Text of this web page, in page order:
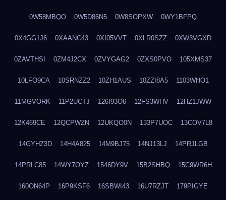
0W58MBQO 0W5D86N5 0W8SOPXW 0WY1BFPQ
0X4GG1J6 0XAANC43 0XI05VVT 0XLR0SZZ 0XW3VGXD
0ZAVTHSI 0ZM4J2CX 0ZVYGAG2 0ZXS0PVO 105XMS37
10LFO9CA 10SRNZZ2 10ZH1AUS 10ZZI8A5 1103WHO1
11MGVORK 11P2UCTJ 126I93O6 12FS3WHV 12HZ1JWW
12K469CE 12QCPWZN 12UKQO0N 133P7UOC 13COV7L8
14GYHZ3D 14H4A825 14M9BJ75 14NJ13LJ 14PRJLGB
14PRLC85 14WY7OYZ 1546DY9V 15B2SHBQ 15C9WR6H
160ON64P 16P9KSF6 16SBWI43 16U7RZJT 179PIGYE